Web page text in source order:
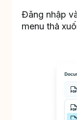
Đăng nhập
menu thả